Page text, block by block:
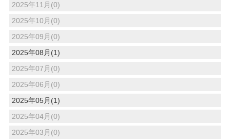
2025年11月(0)
2025年10月(0)
2025年09月(0)
2025年08月(1)
2025年07月(0)
2025年06月(0)
2025年05月(1)
2025年04月(0)
2025年03月(0)